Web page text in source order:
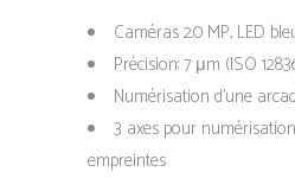
Caméras 2.0 MP, LED
Précision: 7 μm (ISO
Numérisation d’une
3 axes pour
empreintes